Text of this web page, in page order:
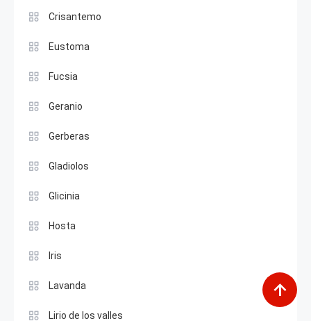
Crisantemo
Eustoma
Fucsia
Geranio
Gerberas
Gladiolos
Glicinia
Hosta
Iris
Lavanda
Lirio de los valles